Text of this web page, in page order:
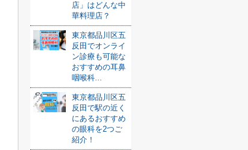
店」はどんな中
華料理店？
東京都品川区五
反田でオンライ
ン診療も可能な
おすすめの耳鼻
咽喉科...
東京都品川区五
反田で駅の近く
にあるおすすめ
の眼科を2つご
紹介！